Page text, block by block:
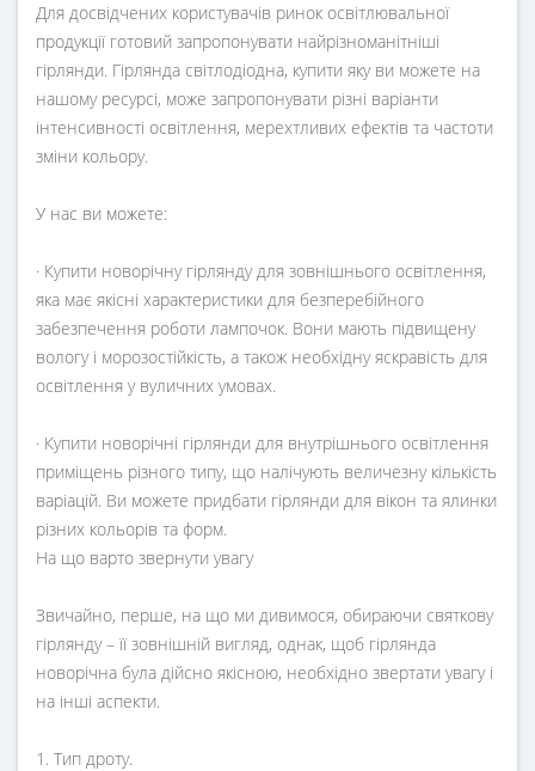
Для досвідчених користувачів ринок освітлювальної
продукції готовий запропонувати найрізноманітніші
гірлянди. Гірлянда світлодіодна, купити яку ви можете на
нашому ресурсі, може запропонувати різні варіанти
інтенсивності освітлення, мерехтливих ефектів та частоти
зміни кольору.
У нас ви можете:
· Купити новорічну гірлянду для зовнішнього освітлення,
яка має якісні характеристики для безперебійного
забезпечення роботи лампочок. Вони мають підвищену
вологу і морозостійкість, а також необхідну яскравість для
освітлення у вуличних умовах.
· Купити новорічні гірлянди для внутрішнього освітлення
приміщень різного типу, що налічують величезну кількість
варіацій. Ви можете придбати гірлянди для вікон та ялинки
різних кольорів та форм.
На що варто звернути увагу
Звичайно, перше, на що ми дивимося, обираючи святкову
гірлянду – її зовнішній вигляд, однак, щоб гірлянда
новорічна була дійсно якісною, необхідно звертати увагу і
на інші аспекти.
1. Тип дроту.